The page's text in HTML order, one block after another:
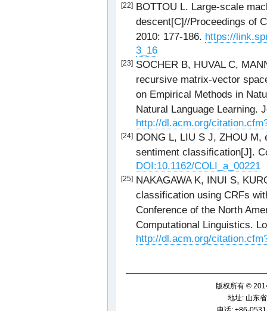
[22] BOTTOU L. Large-scale
descent[C]//Proceedings of
2010: 177-186. https://
3_16
[23] SOCHER B, HUVAL C,
recursive matrix-vector
on Empirical Methods in
Natural Language Learning.
http://dl.acm.org/
[24] DONG L, LIU S J, ZHOU
sentiment classification[J].
DOI:10.1162/COLI_a_00221
[25] NAKAGAWA K, INUI S,
classification using CRFs
Conference of the North
Computational Linguistics.
http://dl.acm.org/